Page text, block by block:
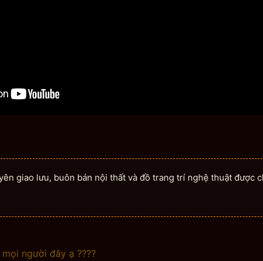
giao lưu, buôn bán nội thất và đồ trang trí nghệ thuật được
người đây ạ ????